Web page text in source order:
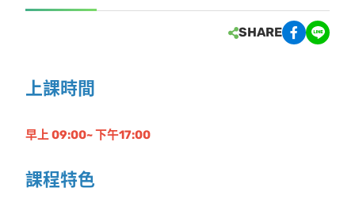
SHARE
上課時間
早上 09:00~ 下午17:00
課程特色